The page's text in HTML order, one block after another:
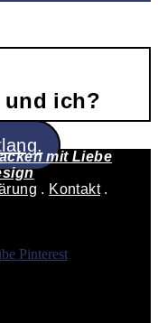
und ich?
mit Liebe
. Kontakt.
Pinterest